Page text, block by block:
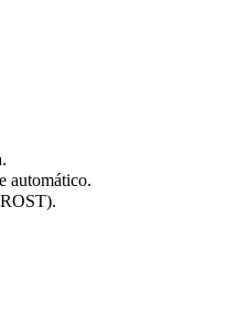
automático.